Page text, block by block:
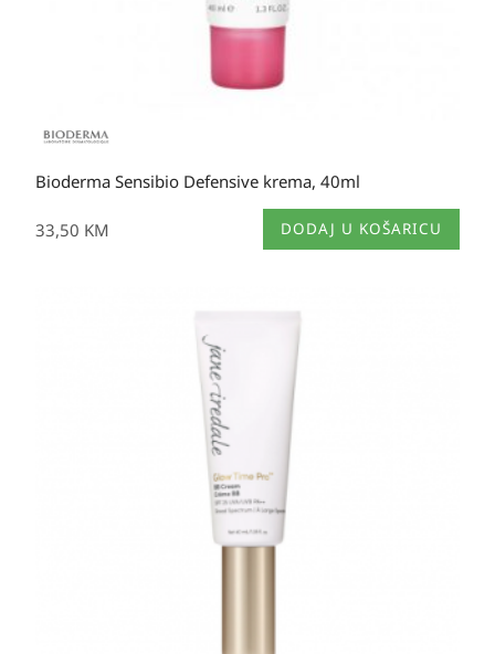
Bioderma Sensibio Defensive krema, 40ml
33,50 KM DODAJ U KOŠARICU